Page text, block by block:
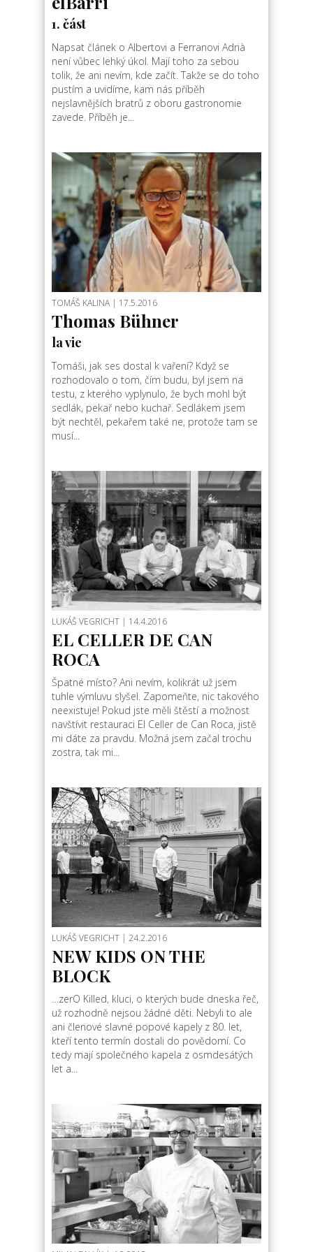
1. část
Napsat článek o Albertovi a Ferranovi Adrià
není vůbec lehký úkol. Mají toho za sebou
tolik, že ani nevím, kde začít. Takže se do toho
pustím a uvidíme, kam nás příběh
nejslavnějších bratrů z oboru gastronomie
zavede. Příběh je...
TOMÁŠ KALINA | 17.5.2016
Thomas Bühner
la vie
Tomáši, jak ses dostal k vaření? Když se
rozhodovalo o tom, čím budu, byl jsem na
testu, z kterého vyplynulo, že bych mohl být
sedlák, pekař nebo kuchař. Sedlákem jsem
být nechtěl, pekařem také ne, protože tam se
musí...
LUKÁŠ VEGRICHT | 14.4.2016
EL CELLER DE CAN
ROCA
Špatné místo? Ani nevím, kolikrát už jsem
tuhle výmluvu slyšel. Zapomeňte, nic takového
neexistuje! Pokud jste měli štěstí a možnost
navštívit restauraci El Celler de Can Roca, jistě
mi dáte za pravdu. Možná jsem začal trochu
zostra, tak mi...
LUKÁŠ VEGRICHT | 24.2.2016
NEW KIDS ON THE
BLOCK
…zerO Killed, kluci, o kterých bude dneska řeč,
už rozhodně nejsou žádné děti. Nebyli to ale
ani členové slavné popové kapely z 80. let,
kteří tento termín dostali do povědomí. Co
tedy mají společného kapela z osmdesátých
let a...